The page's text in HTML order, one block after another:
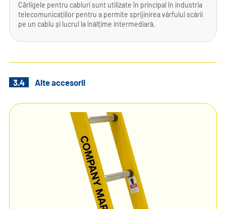
Cârligele pentru cabluri sunt utilizate în principal în industria
telecomunicațiilor pentru a permite sprijinirea vârfului scării
pe un cablu și lucrul la înălțime intermediară.
3.4 Alte accesorii